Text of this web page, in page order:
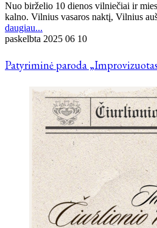
Nuo birželio 10 dienos vilniečiai ir
kalno. Vilnius vasaros naktį, Vilnius
daugiau...
paskelbta 2025 06 10
Patyriminė paroda